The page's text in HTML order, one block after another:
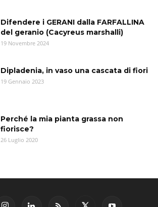
Difendere i GERANI dalla FARFALLINA
del geranio (Cacyreus marshalli)
19 Novembre 2024
Dipladenia, in vaso una cascata di fiori
19 Gennaio 2023
Perché la mia pianta grassa non
fiorisce?
26 Luglio 2020